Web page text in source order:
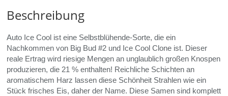
Beschreibung
Auto Ice Cool ist eine Selbstblühende-Sorte, die ein
Nachkommen von Big Bud #2 und Ice Cool Clone ist. Dieser
reale Ertrag wird riesige Mengen an unglaublich großen Knospen
produzieren, die 21 %enthalten! Reichliche Schichten an
aromatischem Harz lassen diese Schönheit Strahlen wie ein
Stück frisches Eis, daher der Name. Diese Samen sind komplett